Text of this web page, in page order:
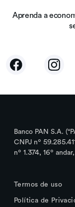
Aprenda a
Banco PAN S.A.
CNPJ nº
nº 1.374, 16º
Termos de uso
Política de